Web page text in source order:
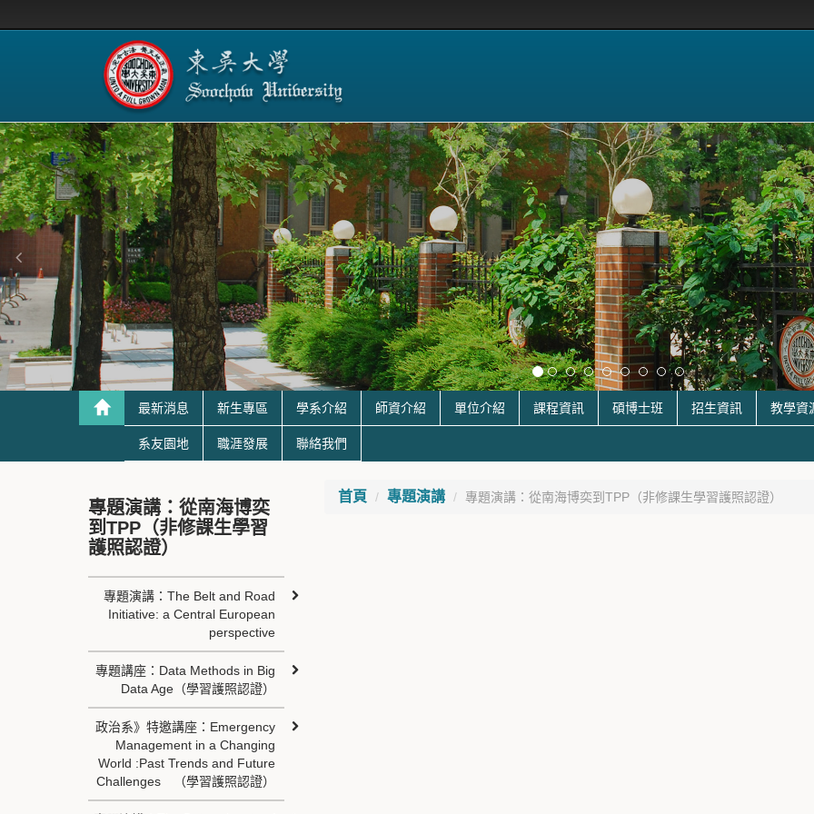
最新消息 新生專區 學系介紹 師資介紹 單位介紹 課程資訊 碩博士班 招生資訊 教學資
系友園地 職涯發展 聯絡我們
首頁 專題演講 專題演講：從南海博奕到TPP（非修課生學習護照認證）
專題演講：從南海博奕
到TPP（非修課生學習
護照認證）
專題演講：The Belt and Road
Initiative: a Central European
perspective
專題講座：Data Methods in Big
Data Age（學習護照認證）
政治系》特邀講座：Emergency
Management in a Changing
World :Past Trends and Future
Challenges （學習護照認證）